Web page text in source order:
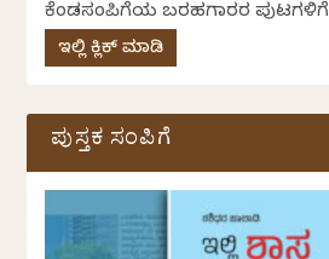
ಕೆಂಡಸಂಪಿಗೆಯ ಬರಹಗಾರರ ಪುಟಗಳಿಗೆ
ಇಲ್ಲಿ ಕ್ಲಿಕ್ ಮಾಡಿ
ಪುಸ್ತಕ ಸಂಪಿಗೆ